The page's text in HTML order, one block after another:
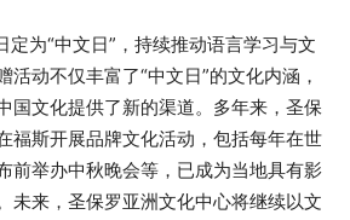
为“中文日”，持续推动语言学习与文
活动不仅丰富了“中文日”的文化内涵，
国文化提供了新的渠道。多年来，圣保
福斯开展品牌文化活动，包括每年在世
前举办中秋晚会等，已成为当地具有影
未来，圣保罗亚洲文化中心将继续以文